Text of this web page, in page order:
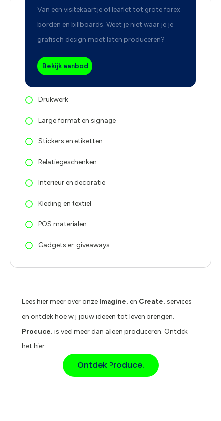
Van een visitekaartje of leaflet tot grote forex
borden en billboards. Weet je niet waar je je
grafisch design moet laten produceren?
Bekijk aanbod
Drukwerk
Large format en signage
Stickers en etiketten
Relatiegeschenken
Interieur en decoratie
Kleding en textiel
POS materialen
Gadgets en giveaways
Lees hier meer over onze Imagine. en Create. services
en ontdek hoe wij jouw ideeën tot leven brengen.
Produce. is veel meer dan alleen produceren. Ontdek
het hier.
Ontdek Produce.